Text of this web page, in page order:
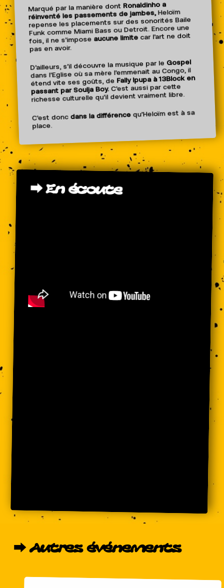
Marqué par la manière dont Ronaldinho a
réinventé les passements de jambes,Heloïm
repense les placements sur des sonorités Baile
Funk comme Miami Bass ou Detroit. Encore une
fois, il ne s’impose aucune limitecar l’art ne doit
pas en avoir.
D’ailleurs, s’il découvre la musique par leGospel
dans l’Eglise où sa mère l’emmenait au Congo, il
étend vite ses goûts, de Fally Ipupa à 13Block en
passant par Soulja Boy. C’est aussi par cette
richesse culturelle qu’il devient vraiment libre.
C’est donc dans la différencequ’Heloïm est à sa
place.
⮕ En écoute
⮕ Autres événements
Antoinette